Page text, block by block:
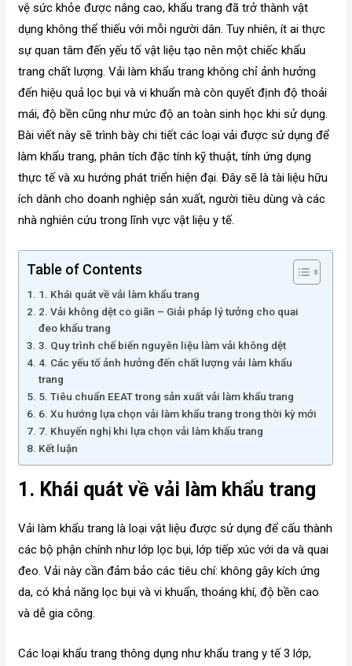
vệ sức khỏe được nâng cao, khẩu trang đã trở thành vật
dụng không thể thiếu với mỗi người dân. Tuy nhiên, ít ai thực
sự quan tâm đến yếu tố vật liệu tạo nên một chiếc khẩu
trang chất lượng. Vải làm khẩu trang không chỉ ảnh hưởng
đến hiệu quả lọc bụi và vi khuẩn mà còn quyết định độ thoải
mái, độ bền cũng như mức độ an toàn sinh học khi sử dụng.
Bài viết này sẽ trình bày chi tiết các loại vải được sử dụng để
làm khẩu trang, phân tích đặc tính kỹ thuật, tính ứng dụng
thực tế và xu hướng phát triển hiện đại. Đây sẽ là tài liệu hữu
ích dành cho doanh nghiệp sản xuất, người tiêu dùng và các
nhà nghiên cứu trong lĩnh vực vật liệu y tế.
Table of Contents
1. Khái quát về vải làm khẩu trang
2. Vải không dệt co giãn – Giải pháp lý tưởng cho quai
đeo khẩu trang
3. Quy trình chế biến nguyên liệu làm vải không dệt
4. Các yếu tố ảnh hưởng đến chất lượng vải làm khẩu
trang
5. Tiêu chuẩn EEAT trong sản xuất vải làm khẩu trang
6. Xu hướng lựa chọn vải làm khẩu trang trong thời kỳ mới
7. Khuyến nghị khi lựa chọn vải làm khẩu trang
Kết luận
1. Khái quát về vải làm khẩu trang
Vải làm khẩu trang là loại vật liệu được sử dụng để cấu thành
các bộ phận chính như lớp lọc bụi, lớp tiếp xúc với da và quai
đeo. Vải này cần đảm bảo các tiêu chí: không gây kích ứng
da, có khả năng lọc bụi và vi khuẩn, thoáng khí, độ bền cao
và dễ gia công.
Các loại khẩu trang thông dụng như khẩu trang y tế 3 lớp,